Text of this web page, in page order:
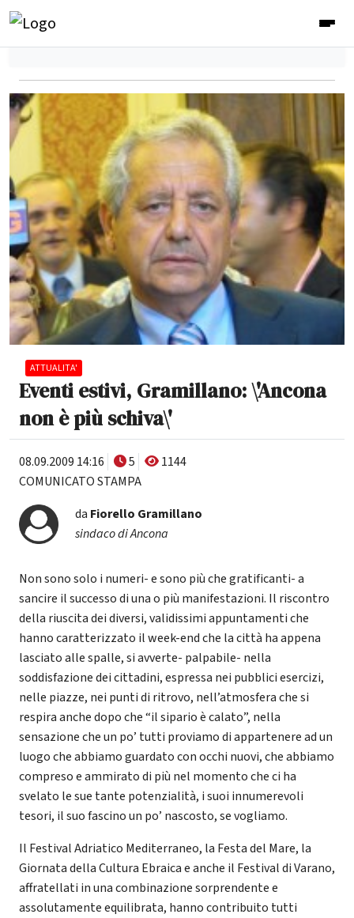
ATTUALITA'
Eventi estivi, Gramillano: \'Ancona
non è più schiva\'
08.09.2009 14:16 5
1144
COMUNICATO STAMPA
da Fiorello Gramillano
sindaco di Ancona
Non sono solo i numeri- e sono più che gratificanti- a
sancire il successo di una o più manifestazioni. Il riscontro
della riuscita dei diversi, validissimi appuntamenti che
hanno caratterizzato il week-end che la città ha appena
lasciato alle spalle, si avverte- palpabile- nella
soddisfazione dei cittadini, espressa nei pubblici esercizi,
nelle piazze, nei punti di ritrovo, nell’atmosfera che si
respira anche dopo che “il sipario è calato”, nella
sensazione che un po’ tutti proviamo di appartenere ad un
luogo che abbiamo guardato con occhi nuovi, che abbiamo
compreso e ammirato di più nel momento che ci ha
svelato le sue tante potenzialità, i suoi innumerevoli
tesori, il suo fascino un po’ nascosto, se vogliamo.
Il Festival Adriatico Mediterraneo, la Festa del Mare, la
Giornata della Cultura Ebraica e anche il Festival di Varano,
affratellati in una combinazione sorprendente e
assolutamente equilibrata, hanno contribuito tutti